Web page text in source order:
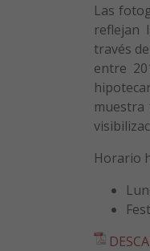
Las
reflejan
través
entre
muestra
Horario